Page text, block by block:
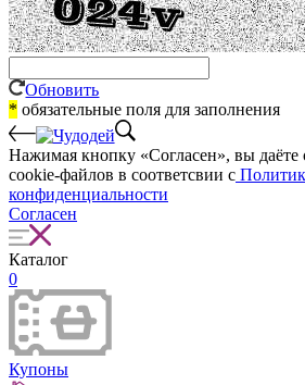
Обновить
* обязательные поля для заполнения
Нажимая кнопку «Согласен», вы даёте
cookie-файлов в соответсвии с
конфиденциальности
Согласен
Каталог
0
Купоны